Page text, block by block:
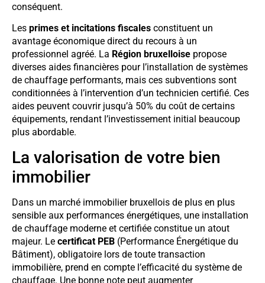
conséquent.
Les primes et incitations fiscales constituent un
avantage économique direct du recours à un
professionnel agréé. La Région bruxelloise propose
diverses aides financières pour l’installation de systèmes
de chauffage performants, mais ces subventions sont
conditionnées à l’intervention d’un technicien certifié. Ces
aides peuvent couvrir jusqu’à 50% du coût de certains
équipements, rendant l’investissement initial beaucoup
plus abordable.
La valorisation de votre bien
immobilier
Dans un marché immobilier bruxellois de plus en plus
sensible aux performances énergétiques, une installation
de chauffage moderne et certifiée constitue un atout
majeur. Le certificat PEB (Performance Énergétique du
Bâtiment), obligatoire lors de toute transaction
immobilière, prend en compte l’efficacité du système de
chauffage. Une bonne note peut augmenter